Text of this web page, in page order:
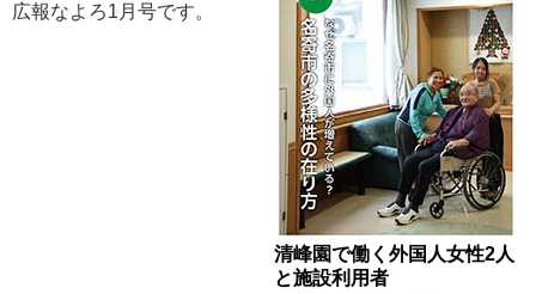
清峰園で働く外国人女性2人
と施設利用者
広報なよろ1月号です。